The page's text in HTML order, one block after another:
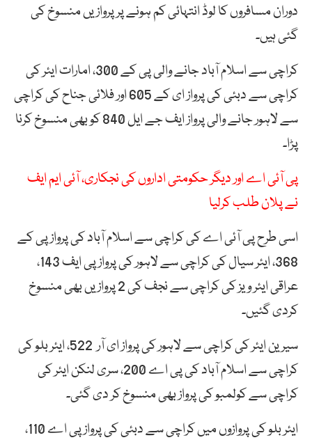
دوران مسافروں کا لوڈ انتہائی کم ہونے پر پروازیں منسوخ کی
گئی ہیں۔
کراچی سے اسلام آباد جانے والی پی کے 300، امارات ایئر کی
کراچی سے دبئی کی پرواز ای کے 605 اور فلائی جناح کی کراچی
سے لاہور جانے والی پرواز ایف جے ایل 840 کو بھی منسوخ کرنا
پڑا۔
پی آئی اے اور دیگر حکومتی اداروں کی نجکاری، آئی ایم ایف
نے پلان طلب کرلیا
اسی طرح پی آئی اے کی کراچی سے اسلام آباد کی پرواز پی کے
368، ایئر سیال کی کراچی سے لاہور کی پرواز پی ایف 143،
عراقی ایئر ویز کی کراچی سے نجف کی 2 پروازیں بھی منسوخ
کردی گئیں۔
سیرین ایئر کی کراچی سے لاہور کی پرواز ای آر 522، ایئر بلو کی
کراچی سے اسلام آباد کی پی اے 200، سری لنکن ایئر کی
کراچی سے کولمبو کی پرواز بھی منسوخ کر دی گئی۔
ایئر بلو کی پروازوں میں کراچی سے دبئی کی پرواز پی اے 110،